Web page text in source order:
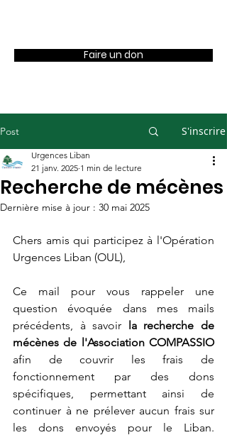
Faire un don
Post S'inscrire
Recherche de mécènes
Urgences Liban
21 janv. 2025 1 min de lecture
Dernière mise à jour : 30 mai 2025
Chers amis qui participez à l'Opération
Urgences Liban (OUL),
Ce mail pour vous rappeler une
question évoquée dans mes mails
précédents, à savoir la recherche de
mécènes de l'Association COMPASSIO
afin de couvrir les frais de
fonctionnement par des dons
spécifiques, permettant ainsi de
continuer à ne prélever aucun frais sur
les dons envoyés pour le Liban.